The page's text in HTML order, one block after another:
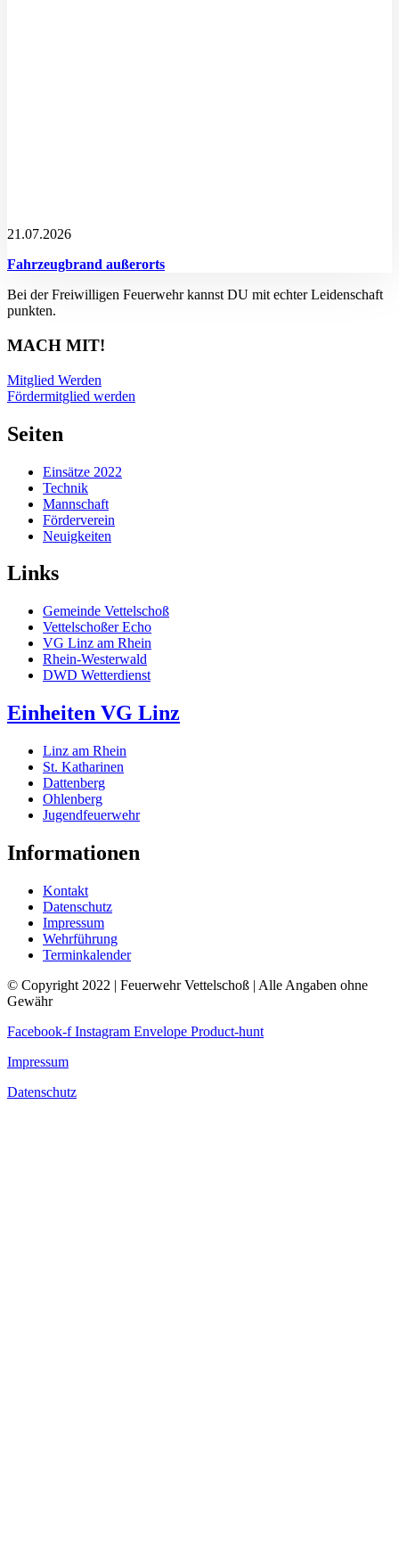
21.07.2026
Fahrzeugbrand außerorts
Bei der Freiwilligen Feuerwehr kannst DU mit echter Leidenschaft
punkten.
MACH MIT!
Mitglied Werden
Fördermitglied werden
Seiten
Einsätze 2022
Technik
Mannschaft
Förderverein
Neuigkeiten
Links
Gemeinde Vettelschoß
Vettelschoßer Echo
VG Linz am Rhein
Rhein-Westerwald
DWD Wetterdienst
Einheiten VG Linz
Linz am Rhein
St. Katharinen
Dattenberg
Ohlenberg
Jugendfeuerwehr
Informationen
Kontakt
Datenschutz
Impressum
Wehrführung
Terminkalender
© Copyright 2022 | Feuerwehr Vettelschoß | Alle Angaben ohne
Gewähr
Facebook-f Instagram Envelope Product-hunt
Impressum
Datenschutz